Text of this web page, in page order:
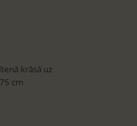
krāsā uz
cm